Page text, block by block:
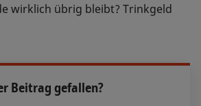
wirklich übrig bleibt? Trinkgeld
Beitrag gefallen?